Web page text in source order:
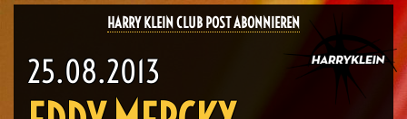
HARRY KLEIN CLUB POST ABONNIEREN
25.08.2013